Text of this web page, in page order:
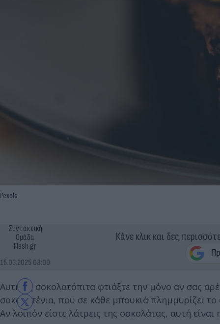
Pexels
Συντακτική
Ομάδα
Flash.gr
15.03.2025 08:00
Κάνε κλικ και δες
Αυτή τη σοκολατόπιτα φτιάξτε την μόνο αν σας
σοκολατένια, που σε κάθε μπουκιά πλημμυρίζει
Αν λοιπόν είστε λάτρεις της σοκολάτας, αυτή είναι